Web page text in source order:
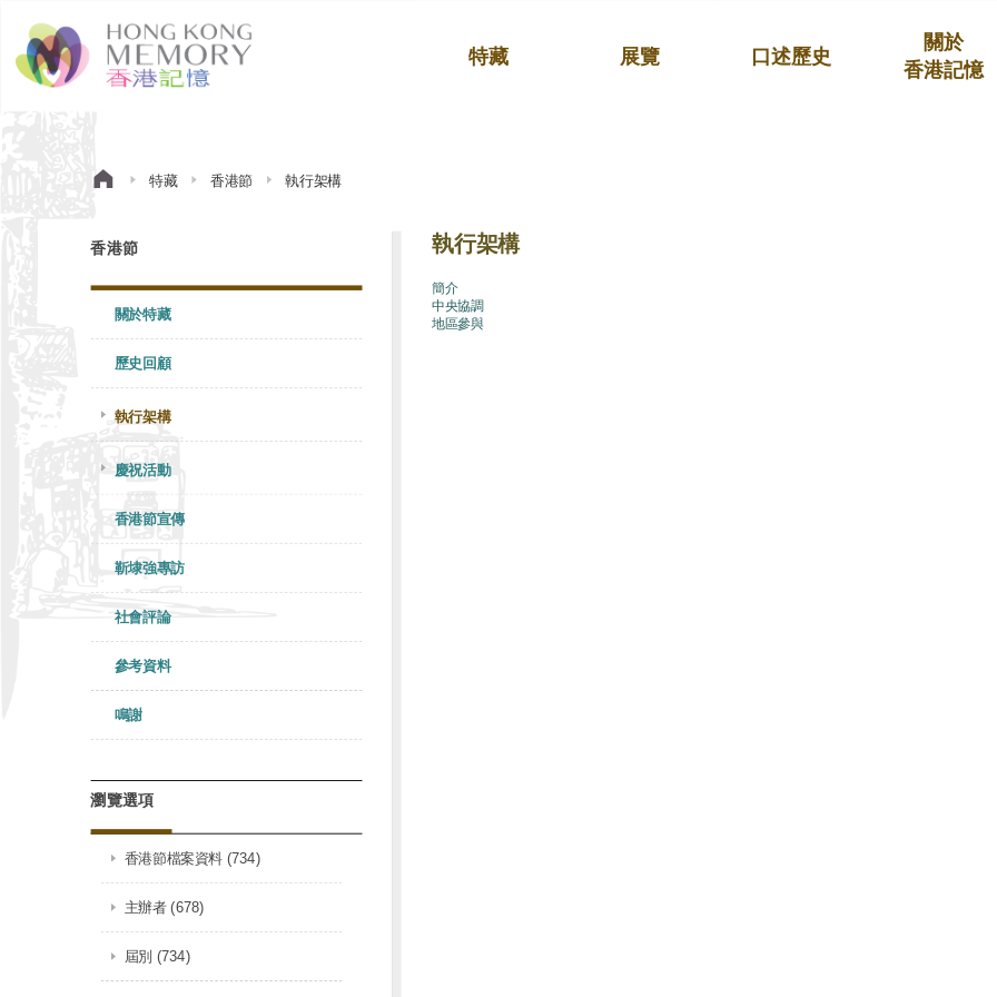
特藏 展覽 口述歷史
關於
香港記憶
特藏 香港節 執行架構
香港節
關於特藏
歷史回顧
執行架構
慶祝活動
香港節宣傳
靳埭強專訪
社會評論
參考資料
鳴謝
瀏覽選項
香港節檔案資料 (734)
主辦者 (678)
屆別 (734)
執行架構
簡介
中央協調
地區參與